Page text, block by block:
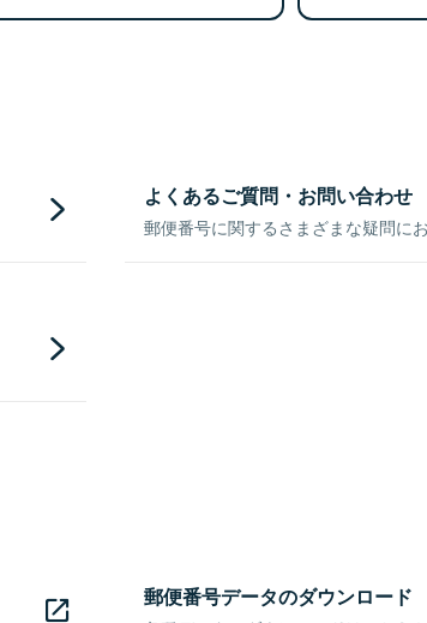
よくあるご質問・お問い合わせ
郵便番号に関するさまざまな疑問に
郵便番号データのダウンロード